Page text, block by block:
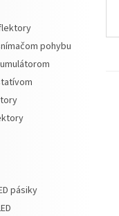
pohybu
pásiky